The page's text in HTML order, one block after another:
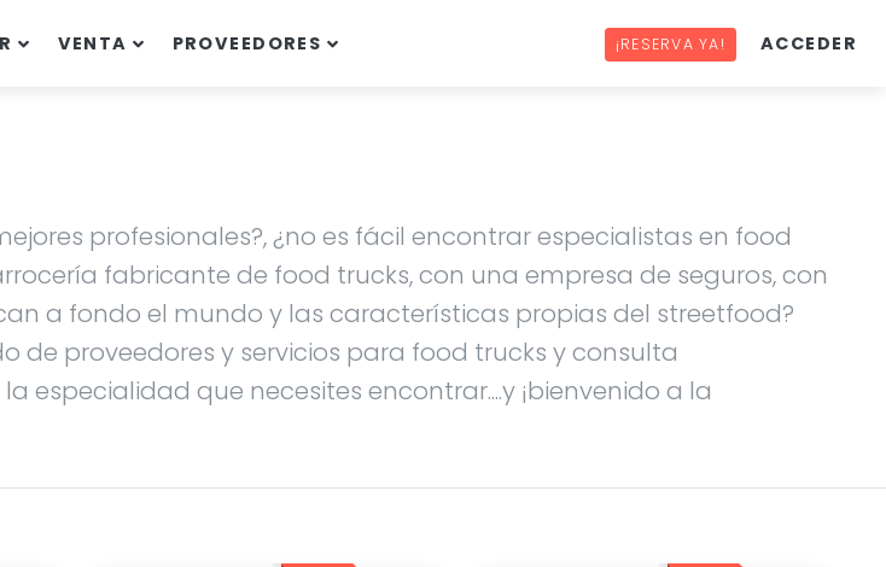
VENTA PROVEEDORES ¡RESERVA YA! ACCEDER
profesionales?, ¿no es fácil encontrar especialistas en food
fabricante de food trucks, con una empresa de seguros, con
a fondo el mundo y las características propias del streetfood?
de proveedores y servicios para food trucks y consulta
que necesites encontrar....y ¡bienvenido a la